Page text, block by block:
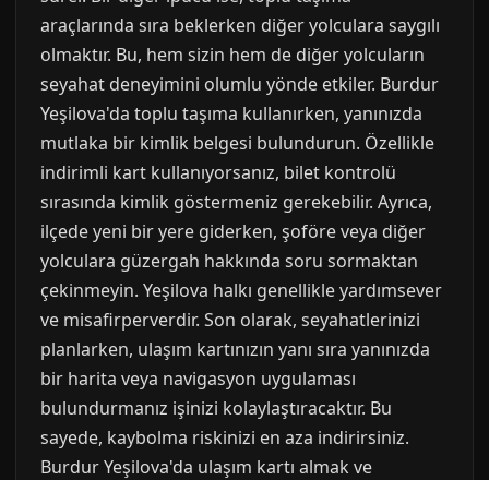
araçlarında sıra beklerken diğer yolculara saygılı
olmaktır. Bu, hem sizin hem de diğer yolcuların
seyahat deneyimini olumlu yönde etkiler. Burdur
Yeşilova'da toplu taşıma kullanırken, yanınızda
mutlaka bir kimlik belgesi bulundurun. Özellikle
indirimli kart kullanıyorsanız, bilet kontrolü
sırasında kimlik göstermeniz gerekebilir. Ayrıca,
ilçede yeni bir yere giderken, şoföre veya diğer
yolculara güzergah hakkında soru sormaktan
çekinmeyin. Yeşilova halkı genellikle yardımsever
ve misafirperverdir. Son olarak, seyahatlerinizi
planlarken, ulaşım kartınızın yanı sıra yanınızda
bir harita veya navigasyon uygulaması
bulundurmanız işinizi kolaylaştıracaktır. Bu
sayede, kaybolma riskinizi en aza indirirsiniz.
Burdur Yeşilova'da ulaşım kartı almak ve